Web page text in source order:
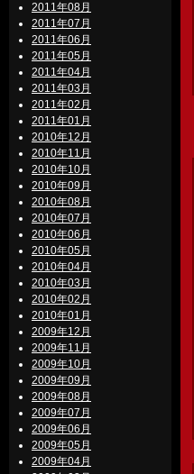
2011年08月
2011年07月
2011年06月
2011年05月
2011年04月
2011年03月
2011年02月
2011年01月
2010年12月
2010年11月
2010年10月
2010年09月
2010年08月
2010年07月
2010年06月
2010年05月
2010年04月
2010年03月
2010年02月
2010年01月
2009年12月
2009年11月
2009年10月
2009年09月
2009年08月
2009年07月
2009年06月
2009年05月
2009年04月